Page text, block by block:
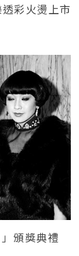
彩火燙上市
」頒獎典禮